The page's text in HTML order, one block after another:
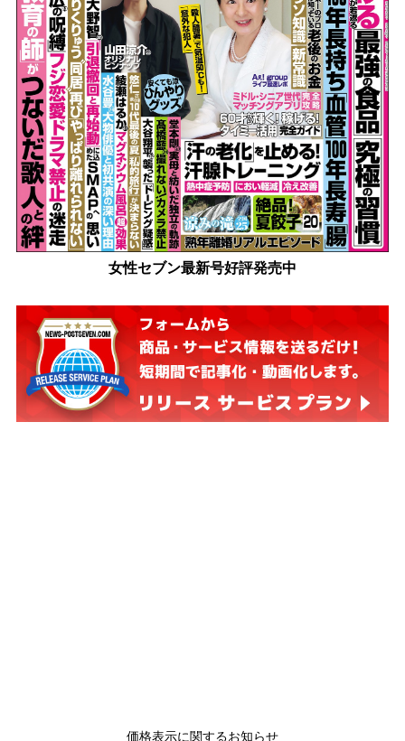
女性セブン最新号好評発売中
価格表示に関するお知らせ